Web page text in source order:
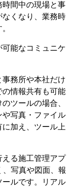
間中の現場と事
くなり、業務時
能なコミュニケ
務所や本社だけ
情報共有も可能
ツールの場合、
写真・ファイル
加え、ツール上
える施工管理アプ
写真や図面、報
ルです。リアル